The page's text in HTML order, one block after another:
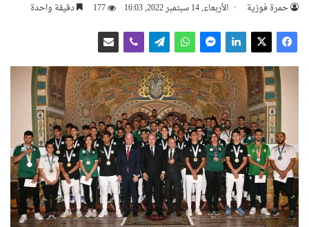
حمرة فوزية الأربعاء, 14 سبتمبر 2022, 16:03 177 دقيقة واحدة